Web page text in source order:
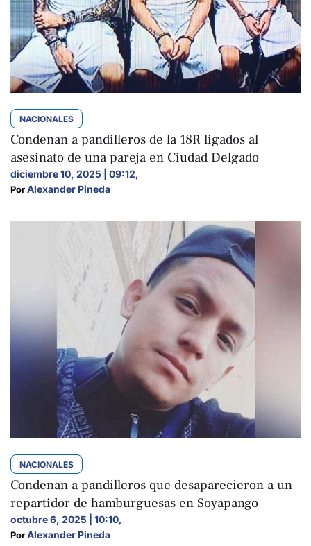
NACIONALES
Condenan a pandilleros de la 18R ligados al
asesinato de una pareja en Ciudad Delgado
diciembre 10, 2025 | 09:12,
Por Alexander Pineda
NACIONALES
Condenan a pandilleros que desaparecieron a un
repartidor de hamburguesas en Soyapango
octubre 6, 2025 | 10:10,
Por Alexander Pineda